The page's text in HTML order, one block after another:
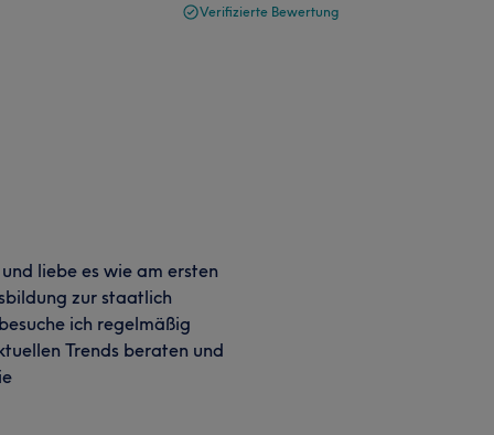
Verifizierte Bewertung
liebe es wie am ersten
zur staatlich
ich regelmäßig
Trends beraten und